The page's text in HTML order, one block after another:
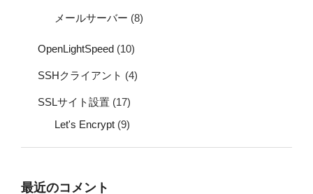
メールサーバー (8)
OpenLightSpeed (10)
SSHクライアント (4)
SSLサイト設置 (17)
Let's Encrypt (9)
最近のコメント